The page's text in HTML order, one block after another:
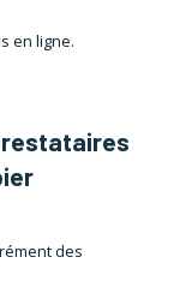
en ligne.
des